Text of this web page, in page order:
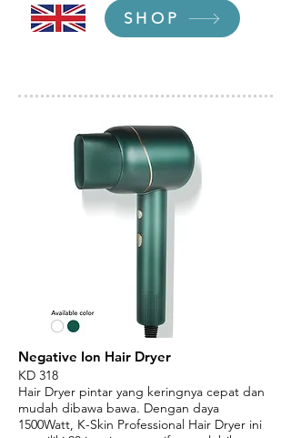
SHOP
Negative Ion Hair Dryer
KD 318
Hair Dryer pintar yang keringnya cepat dan
mudah dibawa bawa. Dengan daya
1500Watt, K-Skin Professional Hair Dryer ini